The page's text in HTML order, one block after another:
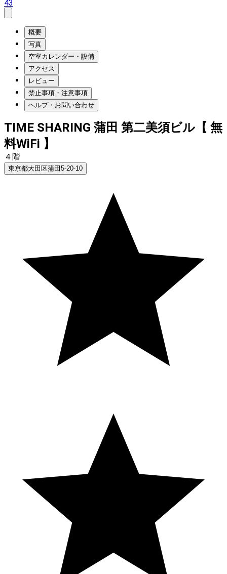
43
概要
写真
空室カレンダー・設備
アクセス
レビュー
禁止事項・注意事項
ヘルプ・お問い合わせ
TIME SHARING 蒲田 第二美須ビル【 無
料WiFi 】
４階
東京都大田区蒲田5-20-10